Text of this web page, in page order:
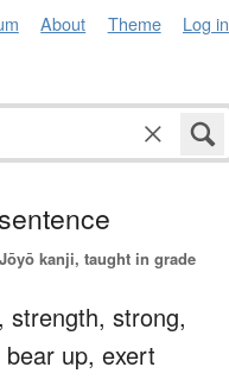
About Theme Log in
kanji, taught in grade
strength, strong,
bear up, exert